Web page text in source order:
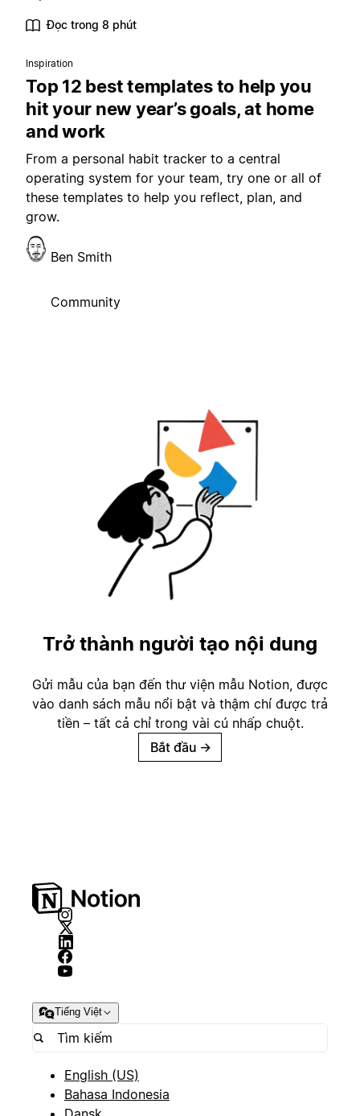
Đọc trong 8 phút
Inspiration
Top 12 best templates to help you
hit your new year’s goals, at home
and work
From a personal habit tracker to a central
operating system for your team, try one or all of
these templates to help you reflect, plan, and
grow.
Ben Smith
Community
Trở thành người tạo nội dung
Gửi mẫu của bạn đến thư viện mẫu Notion, được
vào danh sách mẫu nổi bật và thậm chí được trả
tiền – tất cả chỉ trong vài cú nhấp chuột.
Bắt đầu →
Tiếng Việt
English (US)
Bahasa Indonesia